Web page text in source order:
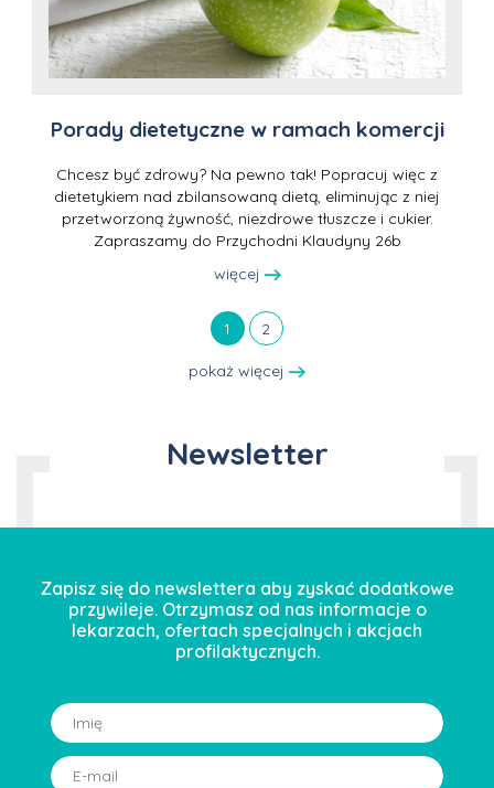
Porady dietetyczne w ramach komercji
Chcesz być zdrowy? Na pewno tak! Popracuj więc z
dietetykiem nad zbilansowaną dietą, eliminując z niej
przetworzoną żywność, niezdrowe tłuszcze i cukier.
Zapraszamy do Przychodni Klaudyny 26b
więcej
1 2
pokaż więcej
Newsletter
Zapisz się do newslettera aby zyskać dodatkowe
przywileje. Otrzymasz od nas informacje o
lekarzach, ofertach specjalnych i akcjach
profilaktycznych.
Imię:
E-mail: